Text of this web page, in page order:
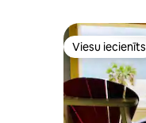
Viesu iecienīts
Viesu iecienīts